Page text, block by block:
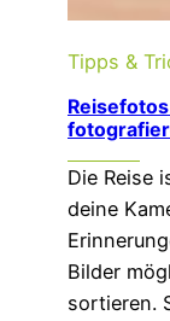
Tipps &
Die Reise
deine
Bilder
sortieren.